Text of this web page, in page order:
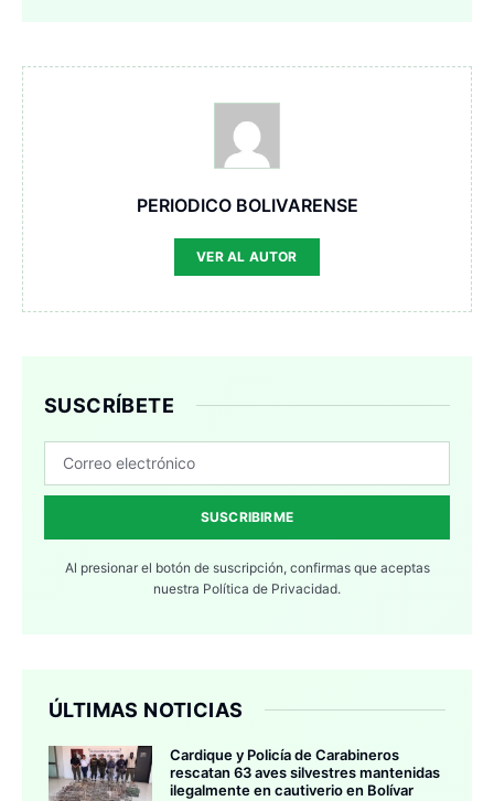
PERIODICO BOLIVARENSE
VER AL AUTOR
SUSCRÍBETE
SUSCRIBIRME
Al presionar el botón de suscripción, confirmas que aceptas
nuestra Política de Privacidad.
ÚLTIMAS NOTICIAS
Cardique y Policía de Carabineros
rescatan 63 aves silvestres mantenidas
ilegalmente en cautiverio en Bolívar